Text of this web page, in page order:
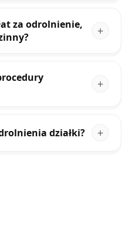
za odrolnienie,
działki?